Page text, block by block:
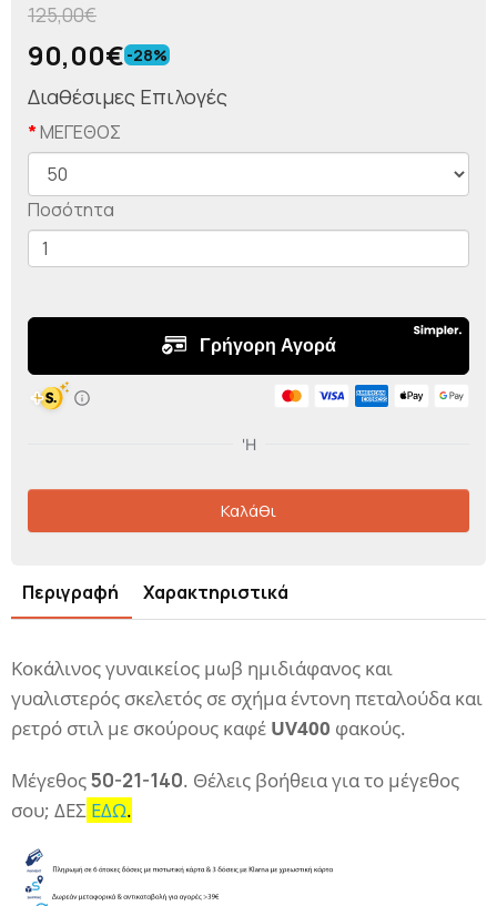
125,00€
90,00€ -28%
Διαθέσιμες Επιλογές
ΜΕΓΕΘΟΣ
Ποσότητα
Καλάθι
Περιγραφή Χαρακτηριστικά
Κοκάλινος γυναικείος μωβ ημιδιάφανος και
γυαλιστερός σκελετός σε σχήμα έντονη πεταλούδα και
ρετρό στιλ με σκούρους καφέ UV400 φακούς.
Μέγεθος50-21-140. Θέλεις βοήθεια για το μέγεθος
σου; ΔΕΣ ΕΔΩ.